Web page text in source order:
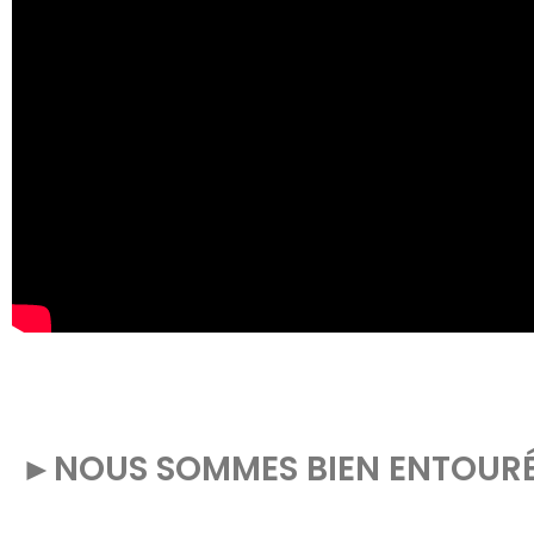
► NOUS SOMMES BIEN